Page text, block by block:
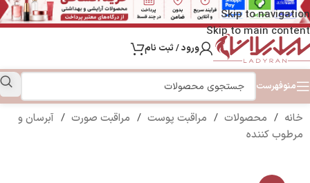
Skip to navigation
Skip to main content
ورود / ثبت نام
منوفهرست
خانه / محصولات / مراقبت پوست / مراقبت صورت / آبرسان و
مرطوب کننده